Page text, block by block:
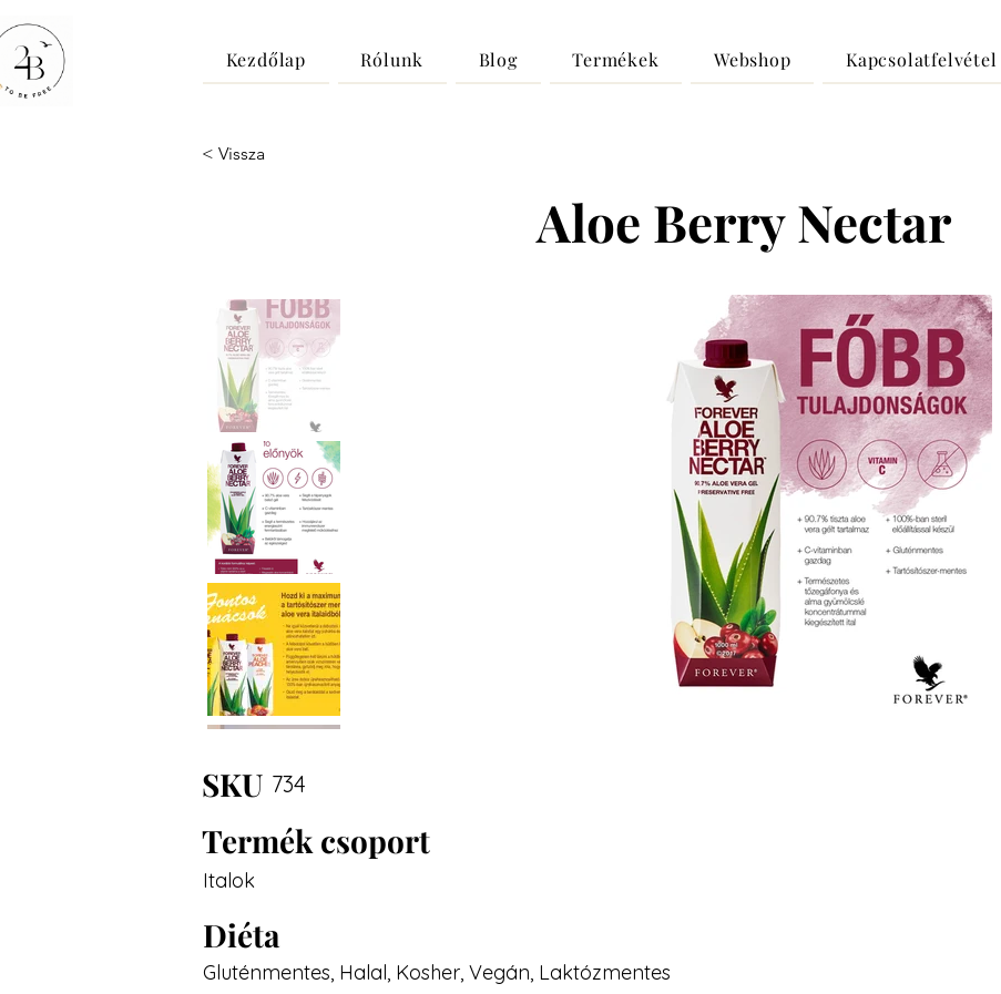
Kezdőlap Rólunk Blog Termékek Webshop Kapcsolatfelvétel
< Vissza
Aloe Berry Nectar
SKU 734
Termék csoport
Italok
Diéta
Gluténmentes, Halal, Kosher, Vegán, Laktózmentes